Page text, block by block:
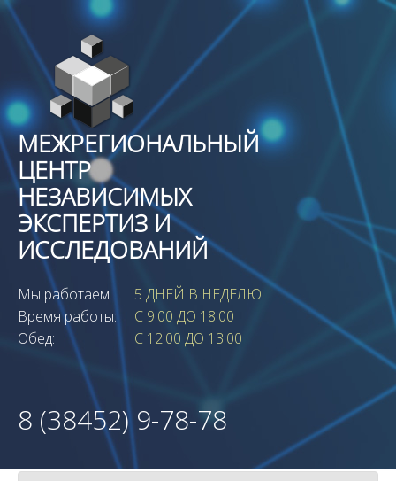
МЕЖРЕГИОНАЛЬНЫЙ
ЦЕНТР
НЕЗАВИСИМЫХ
ЭКСПЕРТИЗ И
ИССЛЕДОВАНИЙ
Мы работаем
Время работы:
Обед:
5 ДНЕЙ В НЕДЕЛЮ
С 9:00 ДО 18:00
С 12:00 ДО 13:00
8 (38452) 9-78-78